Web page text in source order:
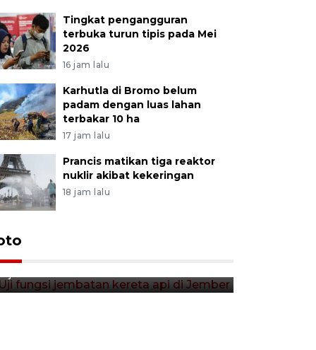
Tingkat pengangguran
terbuka turun tipis pada Mei
2026
16 jam lalu
Karhutla di Bromo belum
padam dengan luas lahan
terbakar 10 ha
17 jam lalu
Prancis matikan tiga reaktor
nuklir akibat kekeringan
18 jam lalu
Uji fungsi jembatan kereta api
di Jember